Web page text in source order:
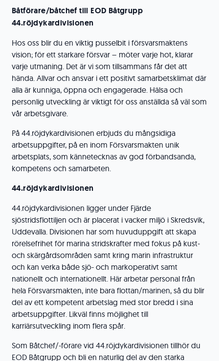
Båtförare/båtchef till EOD Båtgrupp
44.röjdykardivisionen
Hos oss blir du en viktig pusselbit i försvarsmaktens
vision; för ett starkare försvar – möter varje hot, klarar
varje utmaning. Det är vi som tillsammans får det att
hända. Allvar och ansvar i ett positivt samarbetsklimat där
alla är kunniga, öppna och engagerade. Hälsa och
personlig utveckling är viktigt för oss anställda så väl som
vår arbetsgivare.
På 44.röjdykardivisionen erbjuds du mångsidiga
arbetsuppgifter, på en inom Försvarsmakten unik
arbetsplats, som kännetecknas av god förbandsanda,
kompetens och samarbeten.
44.röjdykardivisionen
44.röjdykardivisionen ligger under Fjärde
sjöstridsflottiljen och är placerat i vacker miljö i Skredsvik,
Uddevalla. Divisionen har som huvuduppgift att skapa
rörelsefrihet för marina stridskrafter med fokus på kust-
och skärgårdsområden samt kring marin infrastruktur
och kan verka både sjö- och markoperativt samt
nationellt och internationellt. Här arbetar personal från
hela Försvarsmakten, inte bara flottan/marinen, så du blir
del av ett kompetent arbetslag med stor bredd i sina
arbetsuppgifter. Likväl finns möjlighet till
karriärsutveckling inom flera spår.
Som Båtchef/-förare vid 44.röjdykardivisionen tillhör du
EOD Båtgrupp och bli en naturlig del av den starka